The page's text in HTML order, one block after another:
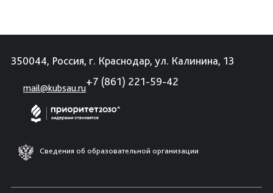
350044, Россия, г. Краснодар, ул. Калинина, 13
mail@kubsau.ru
+7 (861) 221-59-42
Сведения об образовательной организации